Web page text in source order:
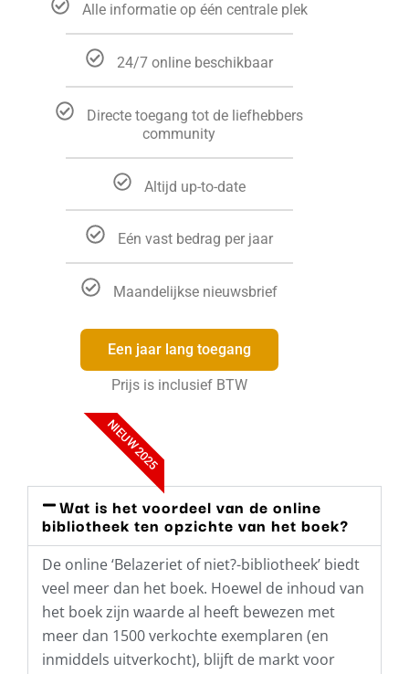
Alle informatie op één centrale plek
24/7 online beschikbaar
Directe toegang tot de liefhebbers
community
Altijd up-to-date
Eén vast bedrag per jaar
Maandelijkse nieuwsbrief
Een jaar lang toegang
Prijs is inclusief BTW
NIEUW 2025
Wat is het voordeel van de online
bibliotheek ten opzichte van het boek?
De online ‘Belazeriet of niet?-bibliotheek’ biedt
veel meer dan het boek. Hoewel de inhoud van
het boek zijn waarde al heeft bewezen met
meer dan 1500 verkochte exemplaren (en
inmiddels uitverkocht), blijft de markt voor